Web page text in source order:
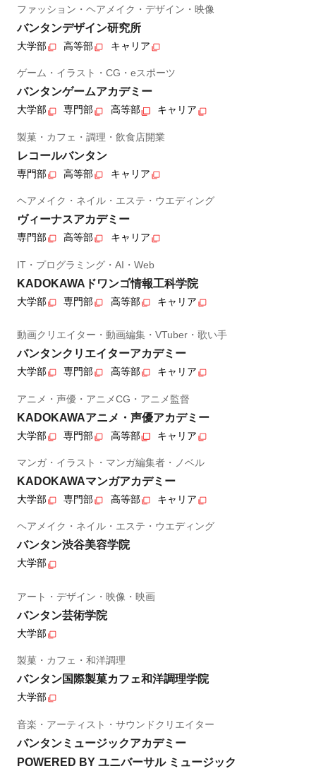
ファッション・ヘアメイク・デザイン・映像
バンタンデザイン研究所
大学部 高等部 キャリア
ゲーム・イラスト・CG・eスポーツ
バンタンゲームアカデミー
大学部 専門部 高等部 キャリア
製菓・カフェ・調理・飲食店開業
レコールバンタン
専門部 高等部 キャリア
ヘアメイク・ネイル・エステ・ウエディング
ヴィーナスアカデミー
専門部 高等部 キャリア
IT・プログラミング・AI・Web
KADOKAWAドワンゴ情報工科学院
大学部 専門部 高等部 キャリア
動画クリエイター・動画編集・VTuber・歌い手
バンタンクリエイターアカデミー
大学部 専門部 高等部 キャリア
アニメ・声優・アニメCG・アニメ監督
KADOKAWAアニメ・声優アカデミー
大学部 専門部 高等部 キャリア
マンガ・イラスト・マンガ編集者・ノベル
KADOKAWAマンガアカデミー
大学部 専門部 高等部 キャリア
ヘアメイク・ネイル・エステ・ウエディング
バンタン渋谷美容学院
大学部
アート・デザイン・映像・映画
バンタン芸術学院
大学部
製菓・カフェ・和洋調理
バンタン国際製菓カフェ和洋調理学院
大学部
音楽・アーティスト・サウンドクリエイター
バンタンミュージックアカデミー
POWERED BY ユニバーサル ミュージック